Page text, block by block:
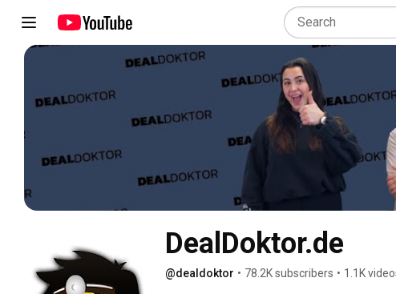
DealDoktor.de
@dealdoktor • 78.2K subscribers • 1.1K